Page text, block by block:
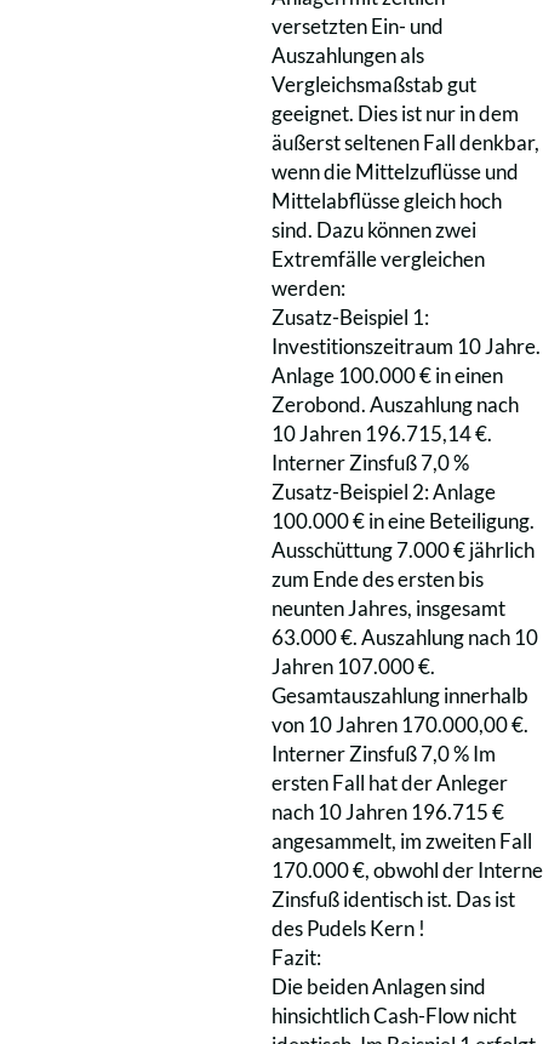
versetzten Ein- und
Auszahlungen als
Vergleichsmaßstab gut
geeignet. Dies ist nur in dem
äußerst seltenen Fall denkbar,
wenn die Mittelzuflüsse und
Mittelabflüsse gleich hoch
sind. Dazu können zwei
Extremfälle vergleichen
werden:
Zusatz-Beispiel 1:
Investitionszeitraum 10 Jahre.
Anlage 100.000 € in einen
Zerobond. Auszahlung nach
10 Jahren 196.715,14 €.
Interner Zinsfuß 7,0 %
Zusatz-Beispiel 2: Anlage
100.000 € in eine Beteiligung.
Ausschüttung 7.000 € jährlich
zum Ende des ersten bis
neunten Jahres, insgesamt
63.000 €. Auszahlung nach 10
Jahren 107.000 €.
Gesamtauszahlung innerhalb
von 10 Jahren 170.000,00 €.
Interner Zinsfuß 7,0 % Im
ersten Fall hat der Anleger
nach 10 Jahren 196.715 €
angesammelt, im zweiten Fall
170.000 €, obwohl der Interne
Zinsfuß identisch ist. Das ist
des Pudels Kern !
Fazit:
Die beiden Anlagen sind
hinsichtlich Cash-Flow nicht